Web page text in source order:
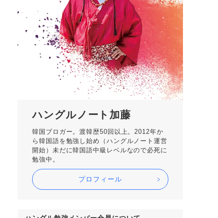
ハングルノート加藤
韓国ブロガー。渡韓歴50回以上。2012年か
ら韓国語を勉強し始め（ハングルノート運営
開始）未だに韓国語中級レベルなので必死に
勉強中。
プロフィール